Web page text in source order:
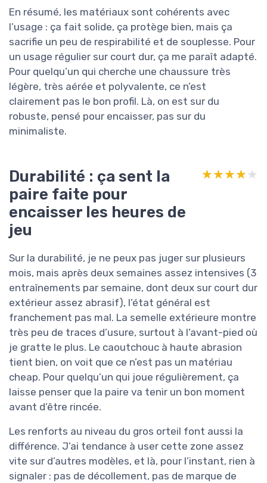
En résumé, les matériaux sont cohérents avec
l’usage : ça fait solide, ça protège bien, mais ça
sacrifie un peu de respirabilité et de souplesse. Pour
un usage régulier sur court dur, ça me paraît adapté.
Pour quelqu’un qui cherche une chaussure très
légère, très aérée et polyvalente, ce n’est
clairement pas le bon profil. Là, on est sur du
robuste, pensé pour encaisser, pas sur du
minimaliste.
Durabilité : ça sent la
paire faite pour
encaisser les heures de
jeu
★★★★★
★★★★★
Sur la durabilité, je ne peux pas juger sur plusieurs
mois, mais après deux semaines assez intensives (3
entraînements par semaine, dont deux sur court dur
extérieur assez abrasif), l’état général est
franchement pas mal. La semelle extérieure montre
très peu de traces d’usure, surtout à l’avant-pied où
je gratte le plus. Le caoutchouc à haute abrasion
tient bien, on voit que ce n’est pas un matériau
cheap. Pour quelqu’un qui joue régulièrement, ça
laisse penser que la paire va tenir un bon moment
avant d’être rincée.
Les renforts au niveau du gros orteil font aussi la
différence. J’ai tendance à user cette zone assez
vite sur d’autres modèles, et là, pour l’instant, rien à
signaler : pas de décollement, pas de marque de